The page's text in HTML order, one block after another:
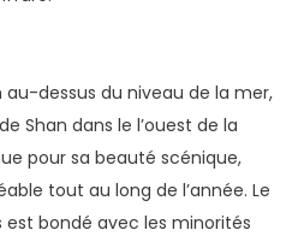
au-dessus du niveau de la mer,
Shan dans le l’ouest de la
pour sa beauté scénique,
tout au long de l’année. Le
bondé avec les minorités